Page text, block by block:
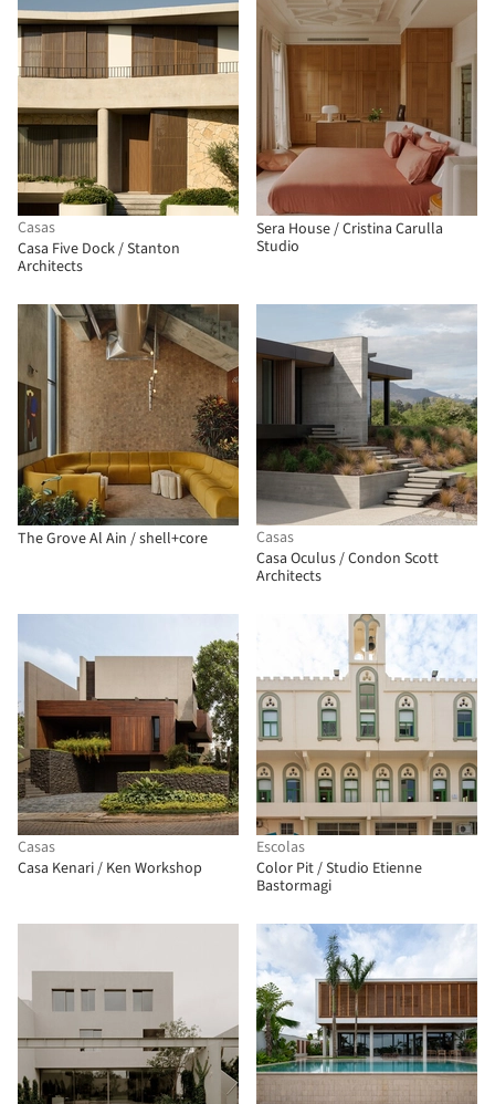
Casas
Casa Five Dock / Stanton
Architects
Sera House / Cristina Carulla
Studio
The Grove Al Ain / shell+core
Casas
Casa Oculus / Condon Scott
Architects
Casas
Casa Kenari / Ken Workshop
Escolas
Color Pit / Studio Etienne
Bastormagi